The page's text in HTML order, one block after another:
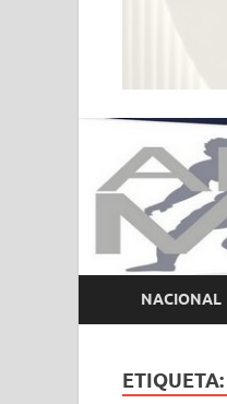
NACIONAL
ETIQUETA: